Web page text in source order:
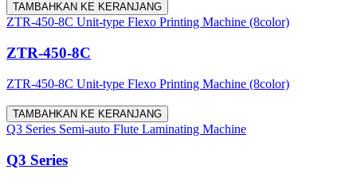
TAMBAHKAN KE KERANJANG
ZTR-450-8C Unit-type Flexo Printing Machine (8color)
ZTR-450-8C
ZTR-450-8C Unit-type Flexo Printing Machine (8color)
TAMBAHKAN KE KERANJANG
Q3 Series Semi-auto Flute Laminating Machine
Q3 Series